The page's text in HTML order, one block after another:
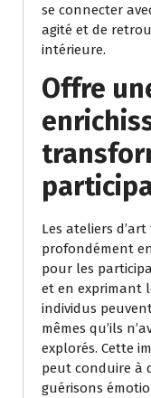
se connecter
agité et de
intérieure.
Offre
Les ateliers
profondément
pour les
et en exprimant
individus
mêmes qu’ils
explorés. Cette
peut conduire à
guérisons